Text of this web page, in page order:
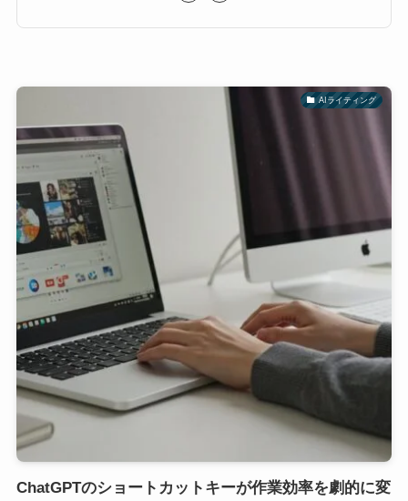
AIライティング
ChatGPTのショートカットキーが作業効率を劇的に変